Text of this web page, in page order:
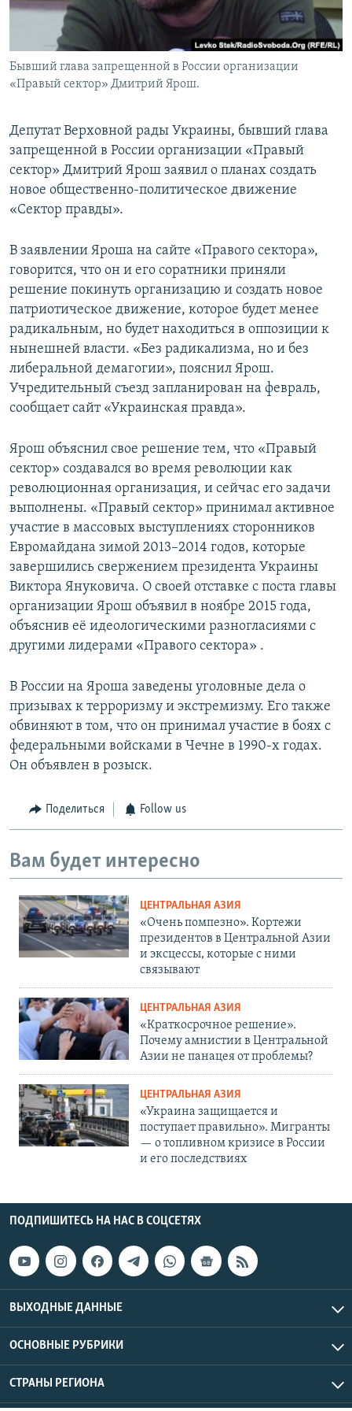
Бывший глава запрещенной в России организации
«Правый сектор» Дмитрий Ярош.
Депутат Верховной рады Украины, бывший глава
запрещенной в России организации «Правый
сектор» Дмитрий Ярош заявил о планах создать
новое общественно-политическое движение
«Сектор правды».
В заявлении Яроша на сайте «Правого сектора»,
говорится, что он и его соратники приняли
решение покинуть организацию и создать новое
патриотическое движение, которое будет менее
радикальным, но будет находиться в оппозиции к
нынешней власти. «Без радикализма, но и без
либеральной демагогии», пояснил Ярош.
Учредительный съезд запланирован на февраль,
сообщает сайт «Украинская правда».
Ярош объяснил свое решение тем, что «Правый
сектор» создавался во время революции как
революционная организация, и сейчас его задачи
выполнены. «Правый сектор» принимал активное
участие в массовых выступлениях сторонников
Евромайдана зимой 2013–2014 годов, которые
завершились свержением президента Украины
Виктора Януковича. О своей отставке с поста главы
организации Ярош объявил в ноябре 2015 года,
объяснив её идеологическими разногласиями с
другими лидерами «Правого сектора» .
В России на Яроша заведены уголовные дела о
призывах к терроризму и экстремизму. Его также
обвиняют в том, что он принимал участие в боях с
федеральными войсками в Чечне в 1990-х годах.
Он объявлен в розыск.
Поделиться Follow us
Вам будет интересно
ЦЕНТРАЛЬНАЯ АЗИЯ
«Очень помпезно». Кортежи
президентов в Центральной Азии
и эксцессы, которые с ними
связывают
ЦЕНТРАЛЬНАЯ АЗИЯ
«Краткосрочное решение».
Почему амнистии в Центральной
Азии не панацея от проблемы?
ЦЕНТРАЛЬНАЯ АЗИЯ
«Украина защищается и
поступает правильно». Мигранты
— о топливном кризисе в России
и его последствиях
ПОДПИШИТЕСЬ НА НАС В СОЦСЕТЯХ
ВЫХОДНЫЕ ДАННЫЕ
ОСНОВНЫЕ РУБРИКИ
СТРАНЫ РЕГИОНА